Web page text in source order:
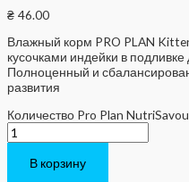
₴ 46.00
Влажный корм PRO PLAN
кусочками индейки в
Полноценный и
развития
Количество Pro Plan
В корзину